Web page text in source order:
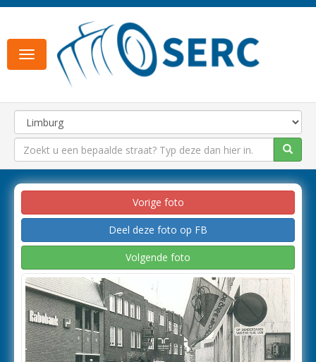
Toggle
navigation
Vorige foto
Deel deze foto op FB
Volgende foto